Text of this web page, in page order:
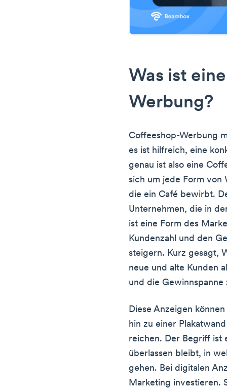
Was ist
Werbung?
Coffeeshop-Werbung
es ist hilfreich, eine
genau ist also eine
sich um jede Form
die ein Café bewirbt.
Unternehmen, die in
ist eine Form des
Kundenzahl und den
steigern. Kurz gesagt,
neue und alte Kunden
und die Gewinnspanne
Diese Anzeigen
hin zu einer
reichen. Der Begriff ist
überlassen bleibt, in
gehen. Bei digitalen
Marketing investieren.